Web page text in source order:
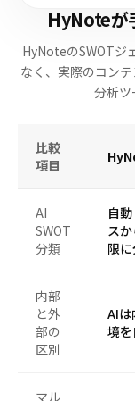
HyNoteが
HyNoteのSWOTジ
なく、実際のコン
分析ツ
比較
項目
AI
SWOT
分類
自
ス
限
内部
と外
部の
区別
AIは
境
マル